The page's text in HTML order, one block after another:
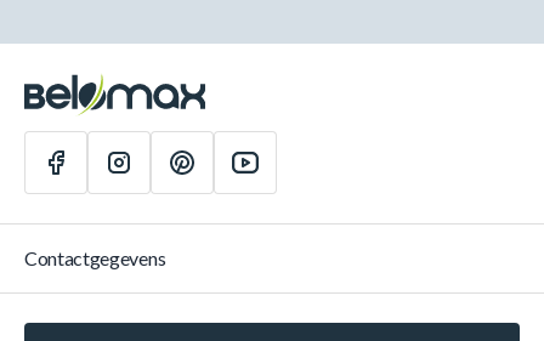
Contactgegevens